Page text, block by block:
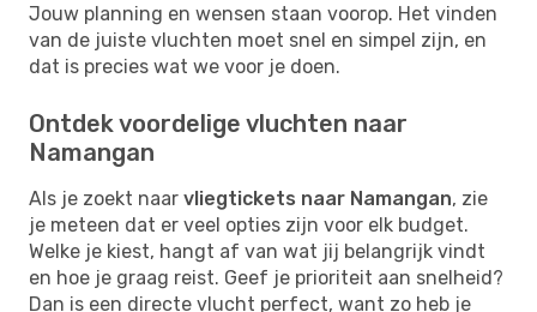
Jouw planning en wensen staan voorop. Het vinden
van de juiste vluchten moet snel en simpel zijn, en
dat is precies wat we voor je doen.
Ontdek voordelige vluchten naar
Namangan
Als je zoekt naar vliegtickets naar Namangan, zie
je meteen dat er veel opties zijn voor elk budget.
Welke je kiest, hangt af van wat jij belangrijk vindt
en hoe je graag reist. Geef je prioriteit aan snelheid?
Dan is een directe vlucht perfect, want zo heb je